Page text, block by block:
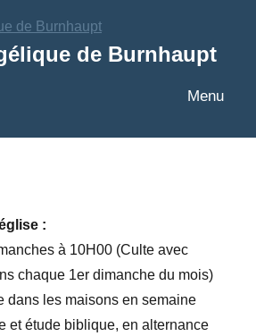
de Burnhaupt
Menu
:
à 10H00 (Culte avec
chaque 1er dimanche du mois)
dans les maisons en semaine
et étude biblique, en alternance